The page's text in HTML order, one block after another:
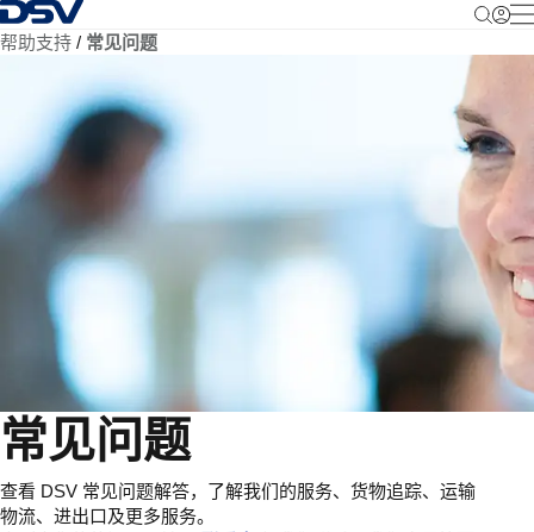
返回首页
帮助支持 常见问题
常见问题
查看 DSV 常见问题解答，了解我们的服务、货物追踪、运输
物流、进出口及更多服务。